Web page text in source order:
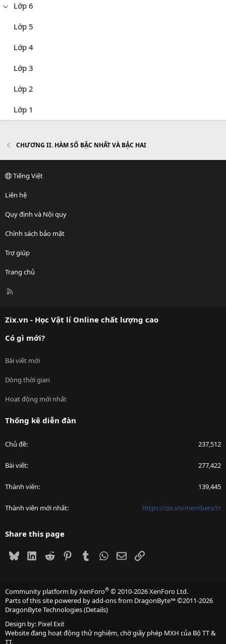
Lớp 6
Lớp 5
Lớp 4
Lớp 3
Lớp 2
Lớp 1
CHƯƠNG II. HÀM SỐ BẬC NHẤT VÀ BẬC HAI
Tiếng Việt
Liên hệ
Quy định và Nội quy
Chính sách bảo mật
Trợ giúp
Trang chủ
R
Zix.vn - Học Vật lí Online chất lượng cao
Có gì mới?
Bài viết mới
Dòng thời gian
Hoạt động mới nhất
Thống kê diễn đàn
Chủ đề 237,512
Bài viết 277,422
Thành viên 139,445
Thành viên mới nhất https://zix.vn/members/tr
Share this page
BlueskyLinkedIn
Reddit PinterestTumblrWhatsApp
EmailLink
Community platform by XenForo® © 2010-2026 XenForo Ltd.
Parts of this site powered byadd-ons from DragonByte™©2011-2026
DragonByte Technologies(Details)
Design by: Pixel Exit
Website đang hoạt động thử nghiệm, chờ giấy phép MXH của Bộ TT &
TT.